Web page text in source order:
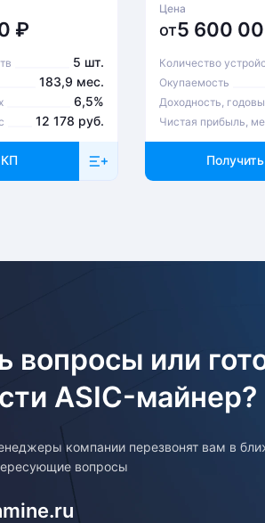
₽
5 шт.
183,9 мес.
6,5%
12 178 руб.
Цена
от5 600
Количество
Окупаемость
Доходность,
Чистая прибыль,
вопросы или
ASIC-майнер?
компании перезвонят вам в
вопросы